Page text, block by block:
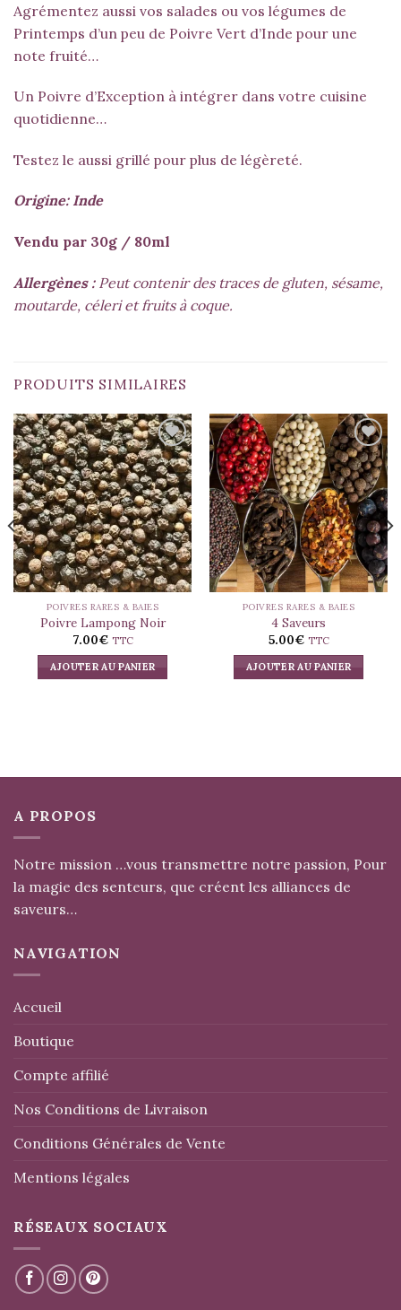
Agrémentez aussi vos salades ou vos légumes de
Printemps d’un peu de Poivre Vert d’Inde pour une
note fruité…
Un Poivre d’Exception à intégrer dans votre cuisine
quotidienne…
Testez le aussi grillé pour plus de légèreté.
Origine: Inde
Vendu par 30g / 80ml
Allergènes :Peut contenir des traces de gluten, sésame,
moutarde, céleri et fruits à coque.
PRODUITS SIMILAIRES
POIVRES RARES & BAIES
Poivre Lampong Noir
7.00€ TTC
AJOUTER AU PANIER
POIVRES RARES & BAIES
4 Saveurs
5.00€ TTC
AJOUTER AU PANIER
A PROPOS
Notre mission …vous transmettre notre passion, Pour
la magie des senteurs, que créent les alliances de
saveurs…
NAVIGATION
Accueil
Boutique
Compte affilié
Nos Conditions de Livraison
Conditions Générales de Vente
Mentions légales
RÉSEAUX SOCIAUX